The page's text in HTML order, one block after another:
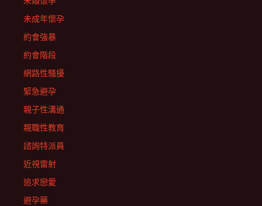
未成年懷孕
約會強暴
約會階段
網路性騷擾
緊急避孕
親子性溝通
親職性教育
諮詢特派員
近視雷射
追求戀愛
避孕藥